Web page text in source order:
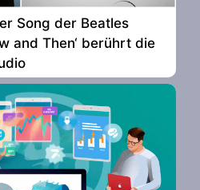
Song der Beatles
and Then‘ berührt die